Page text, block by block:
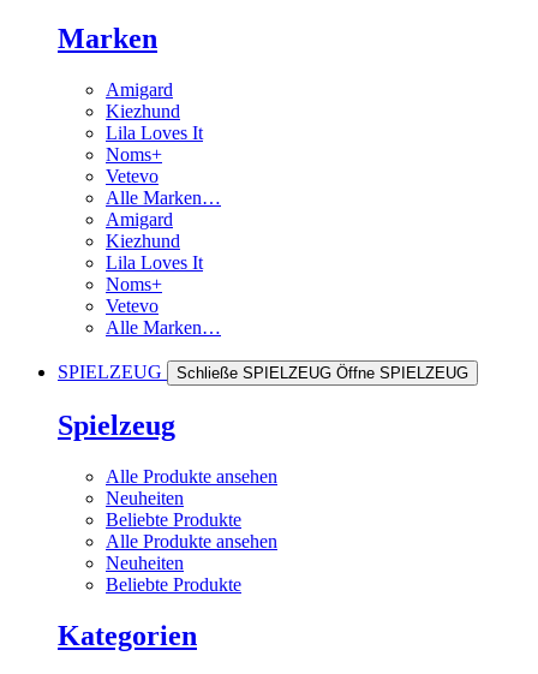
Marken
Amigard
Kiezhund
Lila Loves It
Noms+
Vetevo
Alle Marken…
Amigard
Kiezhund
Lila Loves It
Noms+
Vetevo
Alle Marken…
SPIELZEUG Schließe SPIELZEUG Öffne SPIELZEUG
Spielzeug
Alle Produkte ansehen
Neuheiten
Beliebte Produkte
Alle Produkte ansehen
Neuheiten
Beliebte Produkte
Kategorien